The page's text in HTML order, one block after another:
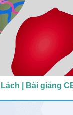
| Bài giảng